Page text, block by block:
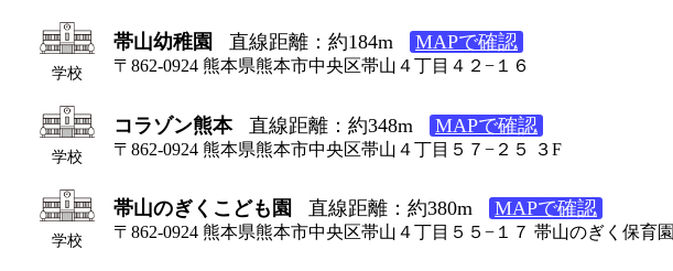
学校
帯山幼稚園 直線距離：約184m MAPで確認
〒862-0924 熊本県熊本市中央区帯山４丁目４２−１６
学校
コラゾン熊本 直線距離：約348m MAPで確認
〒862-0924 熊本県熊本市中央区帯山４丁目５７−２５ ３F
学校
帯山のぎくこども園 直線距離：約380m MAPで確認
〒862-0924 熊本県熊本市中央区帯山４丁目５５−１７ 帯山のぎく保育園